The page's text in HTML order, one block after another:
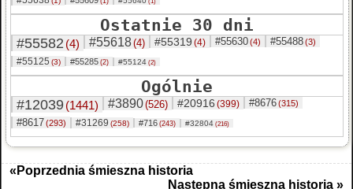
Ostatnie 30 dni
#55582 (4) #55618(4) #55319 (4) #55630(4) #55488(3)
#55125 (3) #55285 (2) #55124 (2)
Ogólnie
#12039(1441) #3890(526) #20916 (399) #8676(315)
#8617(293) #31269 (258) #716 (243) #32804 (216)
«Poprzednia śmieszna historia
Następna śmieszna historia »